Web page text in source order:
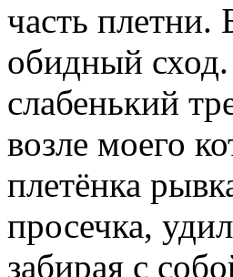
часть плетни.
обидный
слабенький
возле моего
плетёнка
просечка,
забирая с